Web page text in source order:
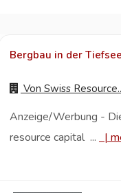
Bergbau in der
Von Swiss
Anzeige/Werbung -
resource capital ... |